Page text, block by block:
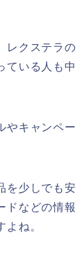
レクステラの
ている人も中
やキャンペー
を少しでも安
ドなどの情報
ね。